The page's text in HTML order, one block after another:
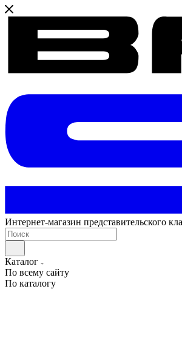
Интернет-магазин представительского
Каталог
По всему сайту
По каталогу